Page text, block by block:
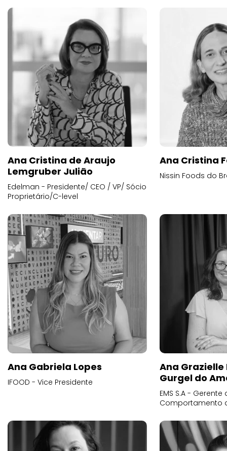
Ana Cristina de Araujo
Lemgruber Julião
Edelman - Presidente/ CEO / VP/ Sócio
Proprietário/C-level
Ana Cristina
Nissin Foods do
Ana Gabriela Lopes
IFOOD - Vice Presidente
Ana
Gurgel do
EMS S.A -
Comportamento